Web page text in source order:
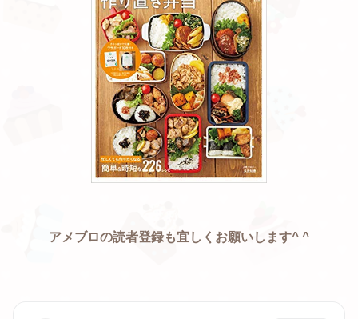
アメブロの読者登録も宜しくお願いします^ ^